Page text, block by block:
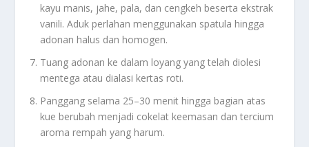
kayu manis, jahe, pala, dan cengkeh beserta ekstrak
vanili. Aduk perlahan menggunakan spatula hingga
adonan halus dan homogen.
Tuang adonan ke dalam loyang yang telah diolesi
mentega atau dialasi kertas roti.
Panggang selama 25–30 menit hingga bagian atas
kue berubah menjadi cokelat keemasan dan tercium
aroma rempah yang harum.